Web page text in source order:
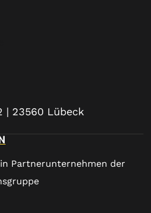
| 23560 Lübeck
Partnerunternehmen der